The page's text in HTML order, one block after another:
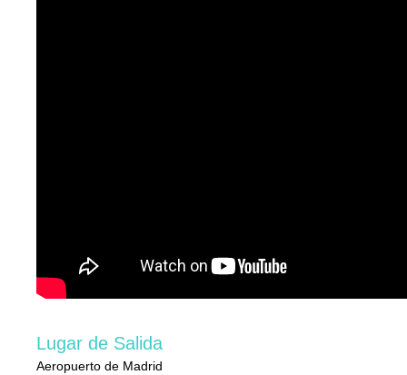
Lugar de Salida
Aeropuerto de Madrid